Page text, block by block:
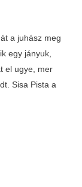
a juhász meg
egy jányuk,
el ugye, mer
Sisa Pista a